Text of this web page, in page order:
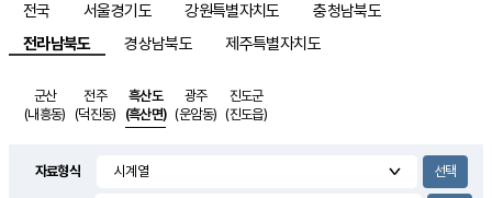
전국 서울경기도 강원특별자치도
충청남북도
전라남북도
경상남북도 제주특별자치도
군산
(내흥동)
전주
(덕진동)
흑산도
(흑산면)
광주
(운암동)
진도군
(진도읍)
자료형식